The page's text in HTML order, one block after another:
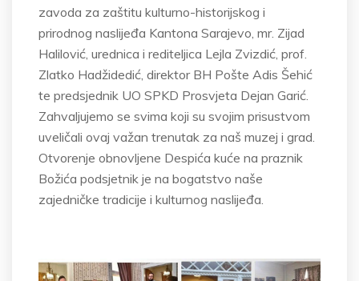
zavoda za zaštitu kulturno-historijskog i
prirodnog naslijeđa Kantona Sarajevo, mr. Zijad
Halilović, urednica i rediteljica Lejla Zvizdić, prof.
Zlatko Hadžidedić, direktor BH Pošte Adis Šehić
te predsjednik UO SPKD Prosvjeta Dejan Garić.
Zahvaljujemo se svima koji su svojim prisustvom
uveličali ovaj važan trenutak za naš muzej i grad.
Otvorenje obnovljene Despića kuće na praznik
Božića podsjetnik je na bogatstvo naše
zajedničke tradicije i kulturnog naslijeđa.